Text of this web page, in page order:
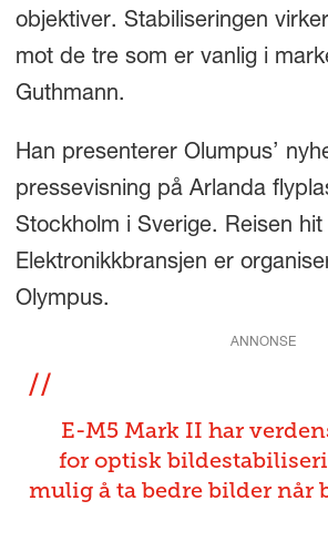
objektiver. Stabiliseringen
mot de tre som er vanlig i
Guthmann.
Han presenterer Olumpus’
pressevisning på Arlanda
Stockholm i Sverige. Reisen
Elektronikkbransjen er
Olympus.
ANNONSE
E-M5 Mark II har
for optisk
mulig å ta bedre bilder når